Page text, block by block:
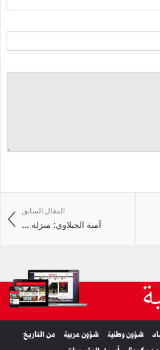
المقال السابق
آمنة الجبلاوي: منزلة ...
شؤون وطنية شؤون عربية
من التاريخ